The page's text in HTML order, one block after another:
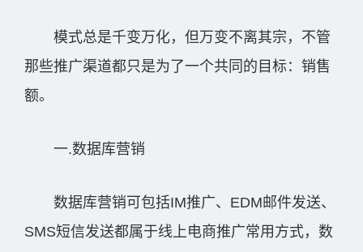
模式总是千变万化，但万变不离其宗，不管
那些推广渠道都只是为了一个共同的目标：销售
额。
一.数据库营销
数据库营销可包括IM推广、EDM邮件发送、
SMS短信发送都属于线上电商推广常用方式，数